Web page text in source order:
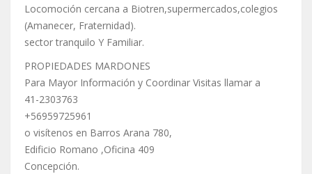
Locomoción cercana a Biotren,supermercados,colegios
(Amanecer, Fraternidad).
sector tranquilo Y Familiar.
PROPIEDADES MARDONES
Para Mayor Información y Coordinar Visitas llamar a
41-2303763
+56959725961
o visítenos en Barros Arana 780,
Edificio Romano ,Oficina 409
Concepción.